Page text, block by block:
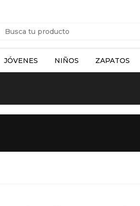
JÓVENES NIÑOS ZAPATOS